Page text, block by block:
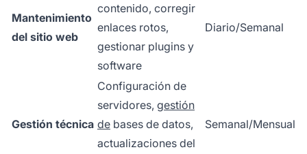
Mantenimiento
del sitio web
contenido, corregir
enlaces rotos,
gestionar plugins y
software
Diario/Semanal
Gestión técnica
Configuración de
servidores, gestión
de bases de datos,
actualizaciones del
Semanal/Mensual